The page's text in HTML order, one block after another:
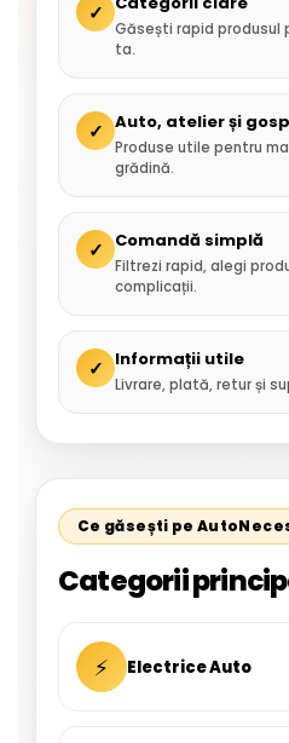
✓
Găsești rapid
ta.
✓ Auto, atelier și
Produse utile pentru
grădină.
✓ Comandă simplă
Filtrezi rapid, alegi
complicații.
✓ Informații utile
Livrare, plată, retur și
Ce găsești pe
Categorii
⚡ Electrice Auto